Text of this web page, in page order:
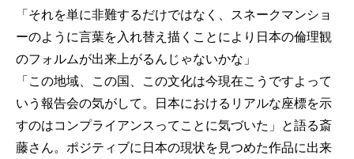
「それを単に非難するだけではなく、スネークマンショ
ーのように言葉を入れ替え描くことにより日本の倫理観
のフォルムが出来上がるんじゃないかな」
「この地域、この国、この文化は今現在こうですよって
いう報告会の気がして。日本におけるリアルな座標を示
すのはコンプライアンスってことに気づいた」と語る斎
藤さん。ポジティブに日本の現状を見つめた作品に出来